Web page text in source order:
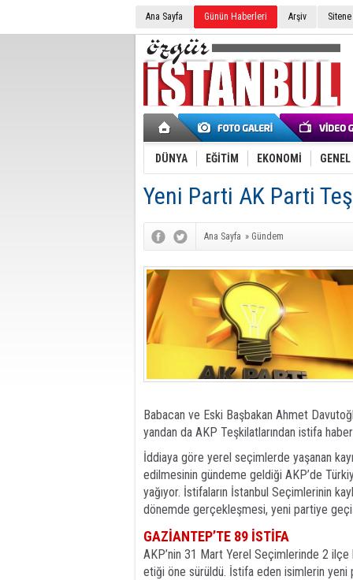
Ana Sayfa Günün Haberleri Arşiv
DÜNYA EĞİTİM EKONOMİ GENEL
Yeni Parti AK Parti
Ana Sayfa » Gündem
Babacan ve Eski Başbakan Ahmet
yandan da AKP Teşkilatlarından istifa
İddiaya göre yerel seçimlerde yaşanan
edilmesinin gündeme geldiği AKP’de
yağıyor. İstifaların İstanbul Seçimlerinin
dönemde gerçekleşmesi, yeni partiye
GAZİANTEP’TE 89 İSTİFA
AKP’nin 31 Mart Yerel Seçimlerinde 2
etiği öne sürüldü. İstifa eden isimlerin